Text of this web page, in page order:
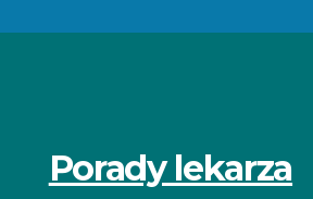
Porady lekarza